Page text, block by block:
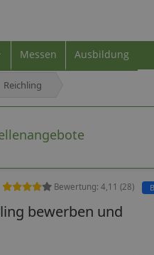
Messen Ausbildung
Reichling
Bewertung: 4,11 (28)
bewerben und